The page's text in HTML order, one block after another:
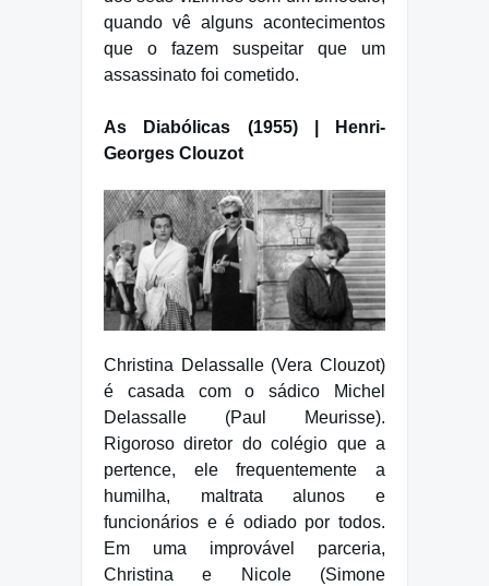
quando vê alguns acontecimentos
que o fazem suspeitar que um
assassinato foi cometido.
As Diabólicas (1955) | Henri-
Georges Clouzot
Christina Delassalle (Vera Clouzot)
é casada com o sádico Michel
Delassalle (Paul Meurisse).
Rigoroso diretor do colégio que a
pertence, ele frequentemente a
humilha, maltrata alunos e
funcionários e é odiado por todos.
Em uma improvável parceria,
Christina e Nicole (Simone